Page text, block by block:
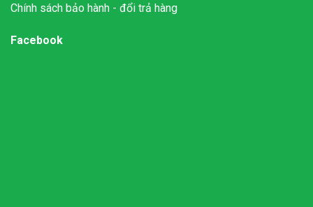
Chính sách bảo hành - đổi trả hàng
Facebook